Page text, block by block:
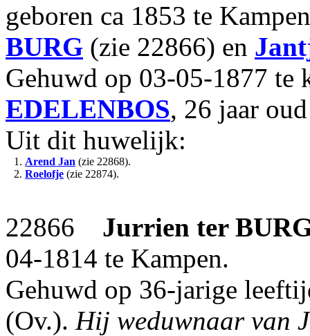
geboren ca 1853 te
BURG (zie 22866) en
Gehuwd op 03-05-1877 te
EDELENBOS, 26 jaar
Uit dit huwelijk:
1. Arend Jan (zie 22868).
2. Roelofje (zie 22874).
22866 Jurrien ter
04-1814 te Kampen.
Gehuwd op 36-jarige
(Ov.). Hij weduwnaar van